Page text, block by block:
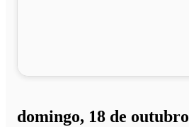
domingo, 18 de outubro